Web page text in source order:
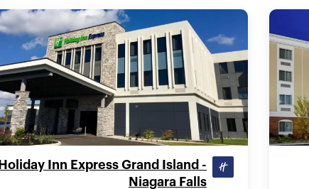
Holiday Inn Express Grand Island -
Niagara Falls